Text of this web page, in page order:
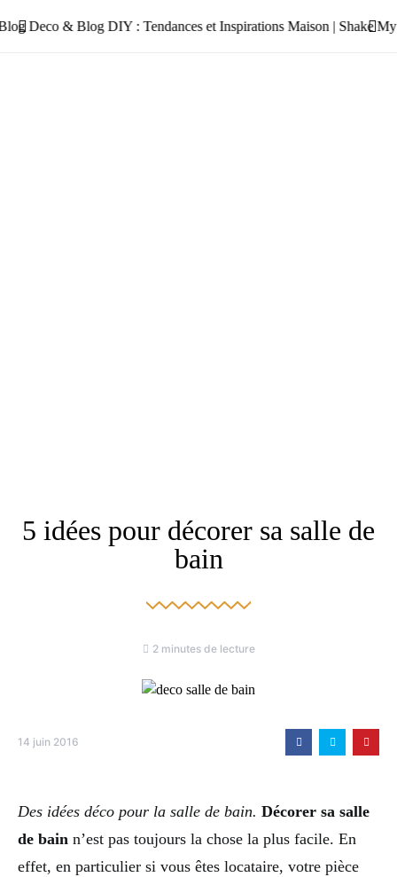
5 idées pour décorer sa salle de
bain
2 minutes de lecture
14 juin 2016
Des idées déco pour la salle de bain. Décorer sa salle
de bain n’est pas toujours la chose la plus facile. En
effet, en particulier si vous êtes locataire, votre pièce